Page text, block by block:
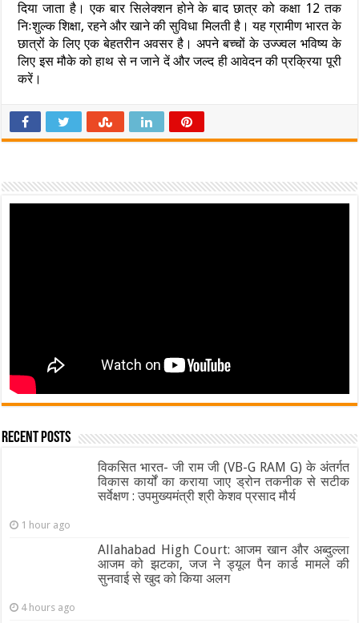
दिया जाता है। एक बार सिलेक्शन होने के बाद छात्र को कक्षा 12 तक
निःशुल्क शिक्षा, रहने और खाने की सुविधा मिलती है। यह ग्रामीण भारत के
छात्रों के लिए एक बेहतरीन अवसर है। अपने बच्चों के उज्ज्वल भविष्य के
लिए इस मौके को हाथ से न जाने दें और जल्द ही आवेदन की प्रक्रिया पूरी
करें।
Recent Posts
विकसित भारत- जी राम जी (VB-G RAM G) के अंतर्गत
विकास कार्यों का कराया जाए ड्रोन तकनीक से सटीक
सर्वेक्षण : उपमुख्यमंत्री श्री केशव प्रसाद मौर्य
1 hour ago
Allahabad High Court: आजम खान और अब्दुल्ला
आजम को झटका, जज ने ड्यूल पैन कार्ड मामले की
सुनवाई से खुद को किया अलग
4 hours ago